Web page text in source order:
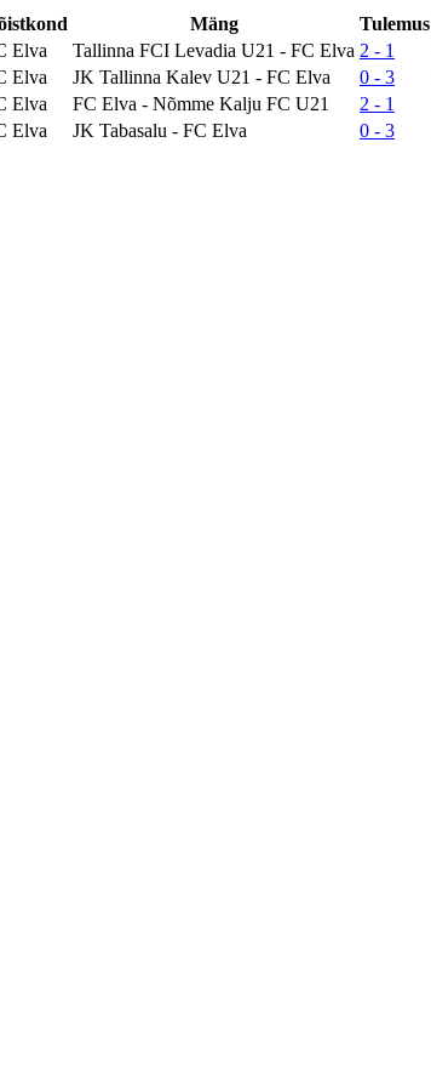
Mäng Tulemus
Elva Tallinna FCI Levadia U21 - FC Elva 2 - 1
Elva JK Tallinna Kalev U21 - FC Elva 0 - 3
Elva FC Elva - Nõmme Kalju FC U21 2 - 1
Elva JK Tabasalu - FC Elva 0 - 3